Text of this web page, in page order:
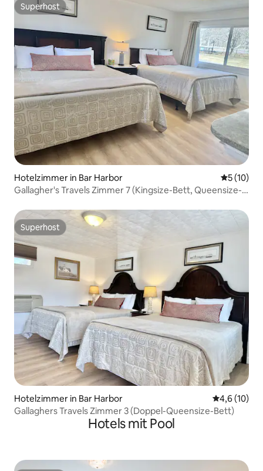
Superhost
Superhost
Hotelzimmer in Bar Harbor
5 (10)
Gallagher's Travels Zimmer 7 (Kingsize-Bett, Queensize-
Superhost
Superhost
Hotelzimmer in Bar Harbor
4,6 (10)
Gallaghers Travels Zimmer 3 (Doppel-Queensize-Bett)
Hotels mit Pool